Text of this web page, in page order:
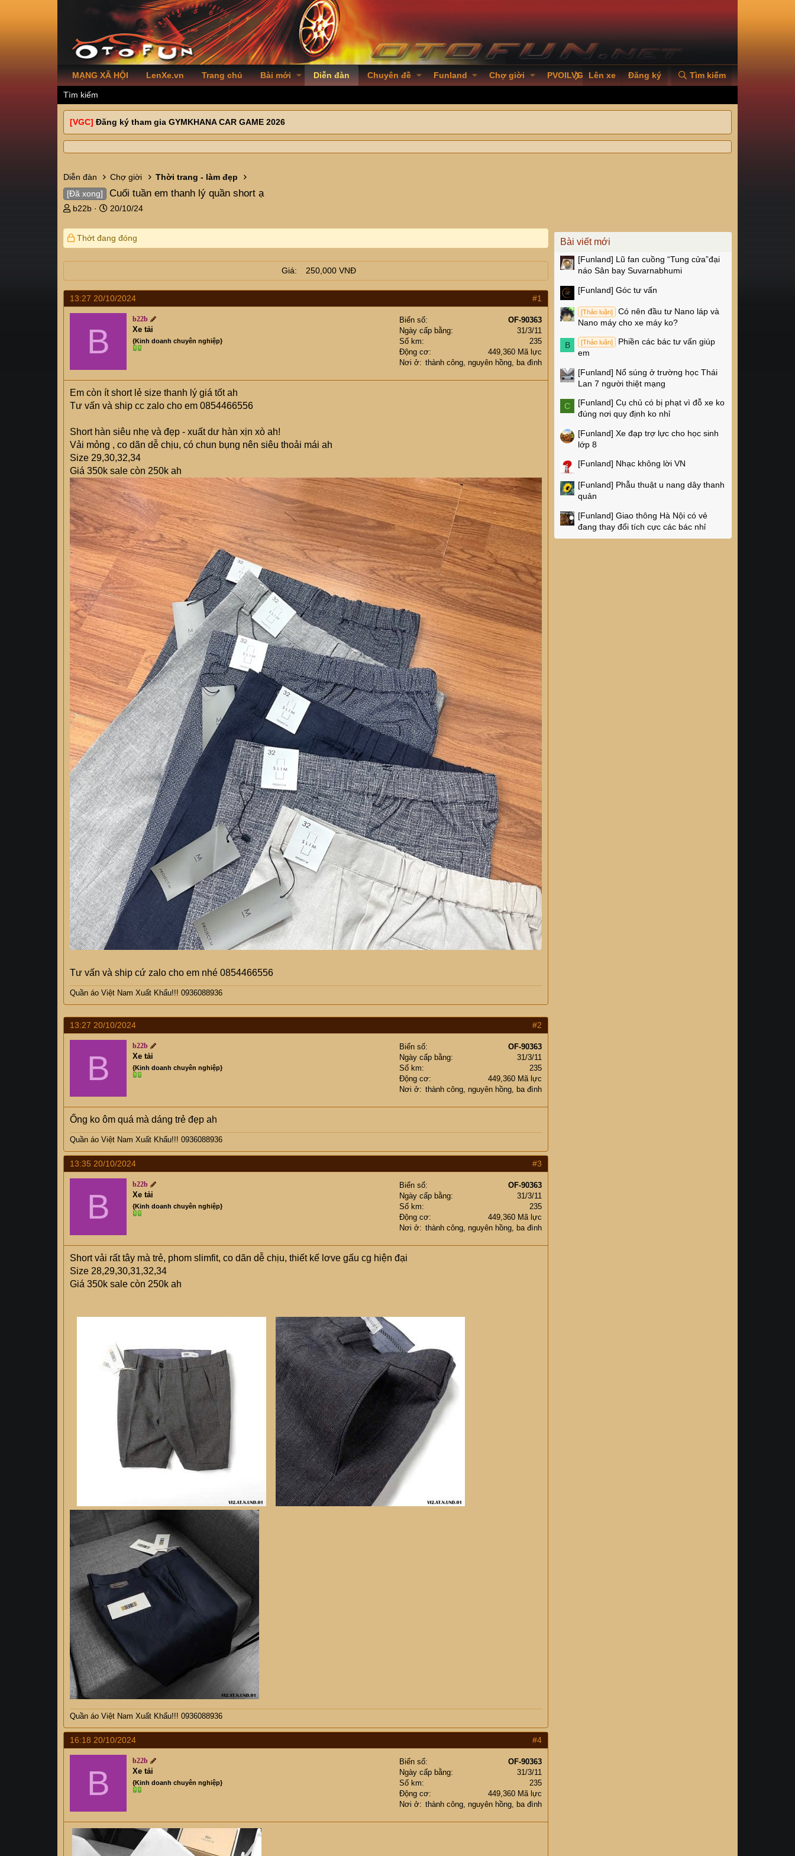
MẠNG XÃ HỘI LenXe.vn Trang chủ Bài mới Diễn đàn Chuyên đề Funland Chợ giời PVOILVGC2026
Lên xe Đăng ký Tìm kiếm
Tìm kiếm
[VGC] Đăng ký tham gia GYMKHANA CAR GAME 2026
Diễn đàn Chợ giời Thời trang - làm đẹp
[Đã xong] Cuối tuần em thanh lý quần short ạ
T
r
e
d
a
r
b22b
N
à
y
ử
20/10/24
Thớt đang đóng
Giá 250,000 VNĐ
13:27 20/10/2024 #1
B
b22b
Xe tải
{Kinh doanh chuyên nghiệp}
Biển số
OF-90363
Ngày cấp bằng
31/3/11
Số km
235
Động cơ
449,360 Mã lực
Nơi ở
thành công, nguyên hồng, ba đình
Em còn ít short lẻ size thanh lý giá tốt ah
Tư vấn và ship cc zalo cho em 0854466556
Short hàn siêu nhẹ và đẹp - xuất dư hàn xịn xò ah!
Vải mỏng , co dãn dễ chịu, có chun bụng nên siêu thoải mái ah
Size 29,30,32,34
Giá 350k sale còn 250k ah
Tư vấn và ship cứ zalo cho em nhé 0854466556
Quần áo Việt Nam Xuất Khẩu!!! 0936088936
13:27 20/10/2024 #2
B
b22b
Xe tải
{Kinh doanh chuyên nghiệp}
Biển số
OF-90363
Ngày cấp bằng
31/3/11
Số km
235
Động cơ
449,360 Mã lực
Nơi ở
thành công, nguyên hồng, ba đình
Ống ko ôm quá mà dáng trẻ đẹp ah
Quần áo Việt Nam Xuất Khẩu!!! 0936088936
13:35 20/10/2024 #3
B
b22b
Xe tải
{Kinh doanh chuyên nghiệp}
Biển số
OF-90363
Ngày cấp bằng
31/3/11
Số km
235
Động cơ
449,360 Mã lực
Nơi ở
thành công, nguyên hồng, ba đình
Short vải rất tây mà trẻ, phom slimfit, co dãn dễ chịu, thiết kế lơve gấu cg hiện đại
Size 28,29,30,31,32,34
Giá 350k sale còn 250k ah
Quần áo Việt Nam Xuất Khẩu!!! 0936088936
16:18 20/10/2024 #4
B
b22b
Xe tải
{Kinh doanh chuyên nghiệp}
Biển số
OF-90363
Ngày cấp bằng
31/3/11
Số km
235
Động cơ
449,360 Mã lực
Nơi ở
thành công, nguyên hồng, ba đình
Bài viết mới
[Funland] Lũ fan cuồng “Tung cửa”đại
náo Sân bay Suvarnabhumi
[Funland] Góc tư vấn
[Thảo luận]
Có nên đầu tư Nano láp và
Nano máy cho xe máy ko?
B [Thảo luận]
Phiền các bác tư vấn giúp
em
[Funland] Nổ súng ở trường học Thái
Lan 7 người thiệt mạng
C [Funland] Cụ chủ có bị phạt vì đỗ xe ko
đúng nơi quy định ko nhỉ
[Funland] Xe đạp trợ lực cho học sinh
lớp 8
[Funland] Nhạc không lời VN
[Funland] Phẫu thuật u nang dây thanh
quản
[Funland] Giao thông Hà Nội có vẻ
đang thay đổi tích cực các bác nhỉ